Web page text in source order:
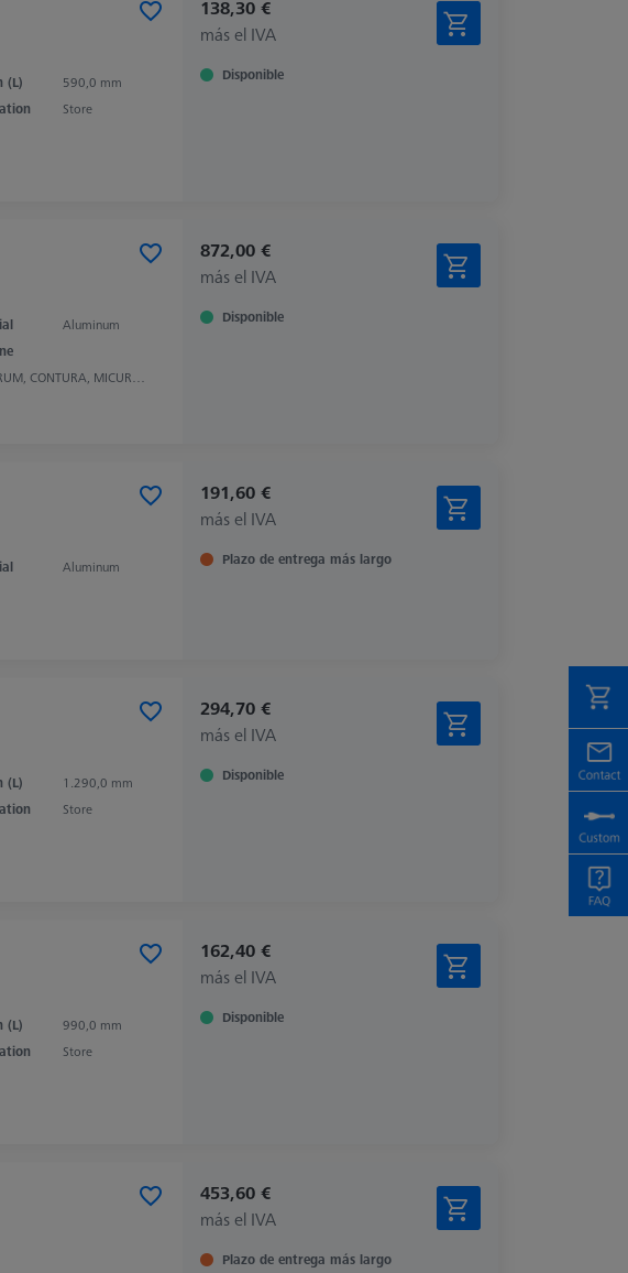
(L)
590,0 mm
Store
138,30 €
más el IVA
Disponible
Aluminum
SPECTRUM, CONTURA, MICURA, PRISMO
872,00 €
más el IVA
Disponible
Aluminum
191,60 €
más el IVA
Plazo de entrega más largo
(L)
1.290,0 mm
Store
294,70 €
más el IVA
Disponible
(L)
990,0 mm
Store
162,40 €
más el IVA
Disponible
453,60 €
más el IVA
Plazo de entrega más largo